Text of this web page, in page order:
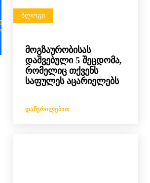
ᲑᲚᲝᲒᲘ
მოგზაურობისას
დაშვებული 5 შეცდომა,
რომელიც თქვენს
საფულეს აცარიელებს
ᲓᲐᲬᲕᲠᲘᲚᲔᲑᲘᲗ